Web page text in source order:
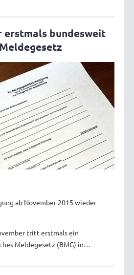
erstmals bundesweit
ab November 2015 wieder
tritt erstmals ein
Meldegesetz (BMG) in…